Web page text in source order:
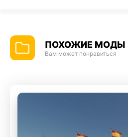
ПОХОЖИЕ МОДЫ
Вам может понравиться